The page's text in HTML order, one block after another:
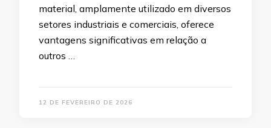
material, amplamente utilizado em diversos
setores industriais e comerciais, oferece
vantagens significativas em relação a
outros …
12 DE FEVEREIRO DE 2026